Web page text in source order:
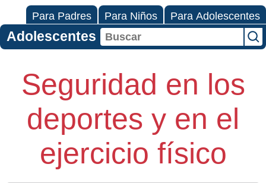
Para Padres Para Niños Para Adolescentes
Adolescentes
Seguridad en los
deportes y en el
ejercicio físico